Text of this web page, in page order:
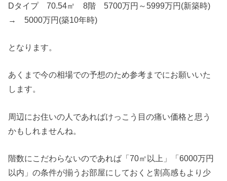
Dタイプ 70.54㎡ 8階 5700万円～5999万円(新築時)
→ 5000万円(築10年時)
となります。
あくまで今の相場での予想のため参考までにお願いいた
します。
周辺にお住いの人であればけっこう目の痛い価格と思う
かもしれませんね。
階数にこだわらないのであれば「70㎡以上」「6000万円
以内」の条件が揃うお部屋にしておくと割高感もより少